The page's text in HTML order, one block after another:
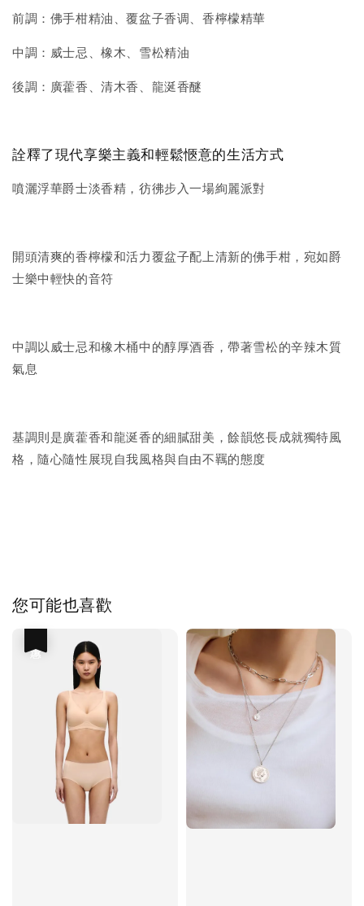
前調：佛手柑精油、覆盆子香调、香檸檬精華
中調：威士忌、橡木、雪松精油
後調：廣藿香、清木香、龍涎香醚
詮釋了現代享樂主義和輕鬆愜意的生活方式
噴灑浮華爵士淡香精，彷彿步入一場絢麗派對
開頭清爽的香檸檬和活力覆盆子配上清新的佛手柑，宛如爵
士樂中輕快的音符
中調以威士忌和橡木桶中的醇厚酒香，帶著雪松的辛辣木質
氣息
基調則是廣藿香和龍涎香的細膩甜美，餘韻悠長成就獨特風
格，隨心隨性展現自我風格與自由不羈的態度
您可能也喜歡